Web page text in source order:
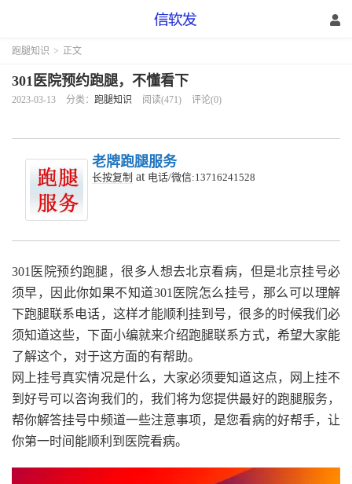
跑腿知识 > 正文
301医院预约跑腿，不懂看下
2023-03-13 分类： 跑腿知识 阅读(471) 评论(0)
老牌跑腿服务
长按复制 at 电话/微信:13716241528
301医院预约跑腿，很多人想去北京看病，但是北京挂号必
须早，因此你如果不知道301医院怎么挂号，那么可以理解
下跑腿联系电话，这样才能顺利挂到号，很多的时候我们必
须知道这些，下面小编就来介绍跑腿联系方式，希望大家能
了解这个，对于这方面的有帮助。
网上挂号真实情况是什么，大家必须要知道这点，网上挂不
到好号可以咨询我们的，我们将为您提供最好的跑腿服务，
帮你解答挂号中频道一些注意事项，是您看病的好帮手，让
你第一时间能顺利到医院看病。